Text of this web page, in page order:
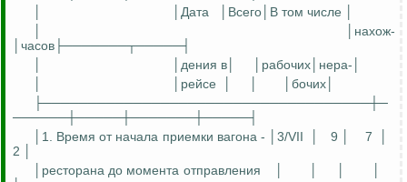
│Дата │Всего│В том числе │
нахож-
│часов├───────┬─────┤
дения в│ рабочих│нера-│
рейсе бочих
├────────────────────────────────────┼─
──────┼─────┼───────┼─────┤
│1. Время от начала приемки вагона - │3/VII
9 │ 7
2 │
│ресторана до момента отправления